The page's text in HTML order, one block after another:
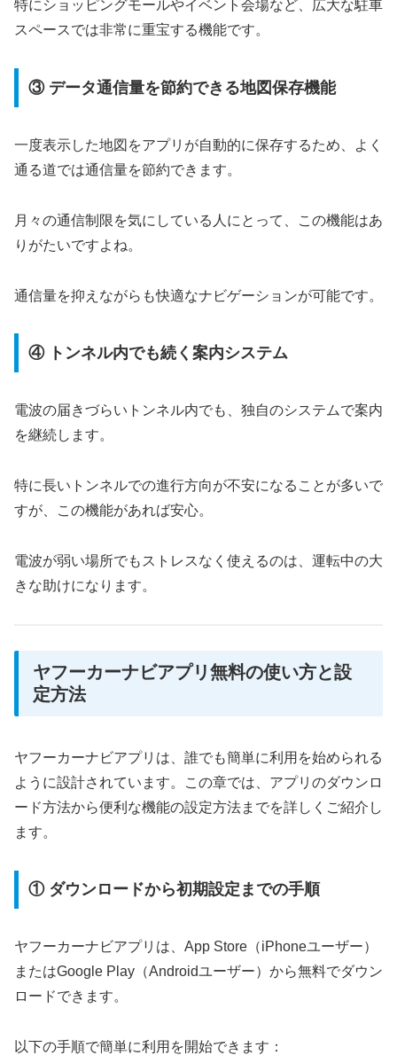
特にショッピングモールやイベント会場など、広大な駐車
スペースでは非常に重宝する機能です。
③ データ通信量を節約できる地図保存機能
一度表示した地図をアプリが自動的に保存するため、よく
通る道では通信量を節約できます。
月々の通信制限を気にしている人にとって、この機能はあ
りがたいですよね。
通信量を抑えながらも快適なナビゲーションが可能です。
④ トンネル内でも続く案内システム
電波の届きづらいトンネル内でも、独自のシステムで案内
を継続します。
特に長いトンネルでの進行方向が不安になることが多いで
すが、この機能があれば安心。
電波が弱い場所でもストレスなく使えるのは、運転中の大
きな助けになります。
ヤフーカーナビアプリ無料の使い方と設
定方法
ヤフーカーナビアプリは、誰でも簡単に利用を始められる
ように設計されています。この章では、アプリのダウンロ
ード方法から便利な機能の設定方法までを詳しくご紹介し
ます。
① ダウンロードから初期設定までの手順
ヤフーカーナビアプリは、App Store（iPhoneユーザー）
またはGoogle Play（Androidユーザー）から無料でダウン
ロードできます。
以下の手順で簡単に利用を開始できます：